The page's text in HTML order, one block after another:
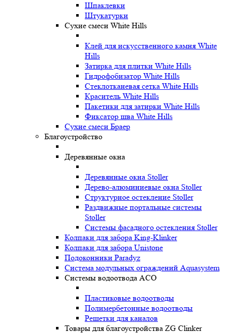
Шпаклевки
Штукатурки
Сухие смеси White Hills
Клей для искусственного камня White
Hills
Затирка для плитки White Hills
Гидрофобизатор White Hills
Стеклотканевая сетка White Hills
Краситель White Hills
Пакетики для затирки White Hills
Фиксатор шва White Hills
Сухие смеси Браер
Благоустройство
Деревянные окна
Деревянные окна Stoller
Дерево-алюминиевые окна Stoller
Структурное остекление Stoller
Раздвижные портальные системы
Stoller
Системы фасадного остекления Stoller
Колпаки для забора King-Klinker
Колпаки для забора Unistone
Подоконники Paradyz
Система модульных ограждений Aquasystem
Системы водоотвода ACO
Пластиковые водоотводы
Полимербетонные водоотводы
Решетки для каналов
Товары для благоустройства ZG Clinker